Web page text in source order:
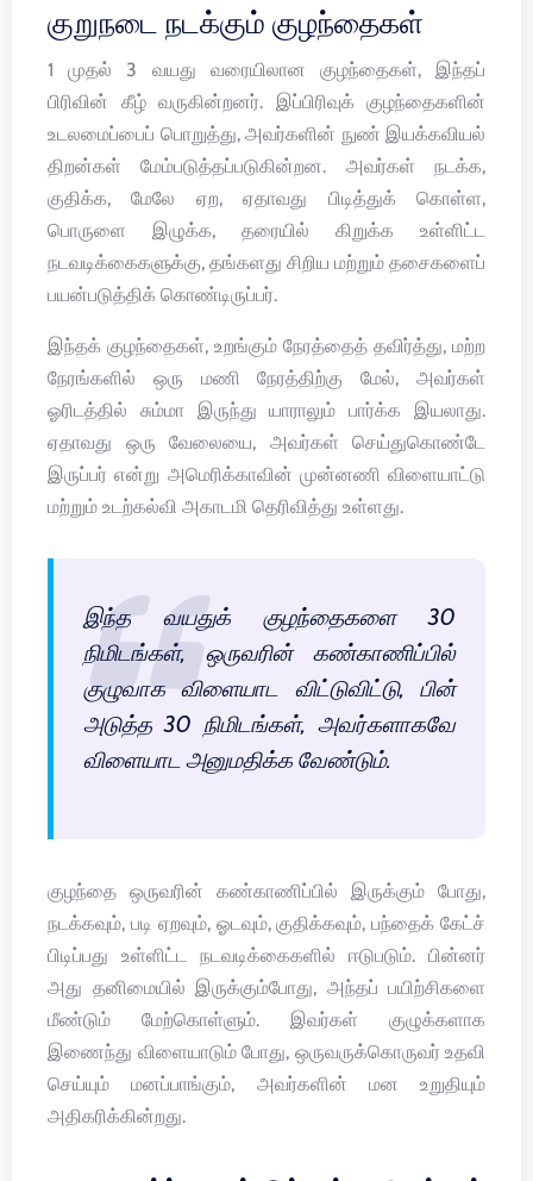
குறுநடை நடக்கும் குழந்தைகள்
1 முதல் 3 வயது வரையிலான குழந்தைகள், இந்தப்
பிரிவின் கீழ் வருகின்றனர். இப்பிரிவுக் குழந்தைகளின்
உடலமைப்பைப் பொறுத்து, அவர்களின் நுண் இயக்கவியல்
திறன்கள் மேம்படுத்தப்படுகின்றன. அவர்கள் நடக்க,
குதிக்க, மேலே ஏற, ஏதாவது பிடித்துக் கொள்ள,
பொருளை இழுக்க, தரையில் கிறுக்க உள்ளிட்ட
நடவடிக்கைகளுக்கு, தங்களது சிறிய மற்றும் தசைகளைப்
பயன்படுத்திக் கொண்டிருப்பர்.
இந்தக் குழந்தைகள், உறங்கும் நேரத்தைத் தவிர்த்து, மற்ற
நேரங்களில் ஒரு மணி நேரத்திற்கு மேல், அவர்கள்
ஓரிடத்தில் சும்மா இருந்து யாராலும் பார்க்க இயலாது.
ஏதாவது ஒரு வேலையை, அவர்கள் செய்துகொண்டே
இருப்பர் என்று அமெரிக்காவின் முன்னணி விளையாட்டு
மற்றும் உடற்கல்வி அகாடமி தெரிவித்து உள்ளது.
இந்த வயதுக் குழந்தைகளை 30
நிமிடங்கள், ஒருவரின் கண்காணிப்பில்
குழுவாக விளையாட விட்டுவிட்டு, பின்
அடுத்த 30 நிமிடங்கள், அவர்களாகவே
விளையாட அனுமதிக்க வேண்டும்.
குழந்தை ஒருவரின் கண்காணிப்பில் இருக்கும் போது,
நடக்கவும், படி ஏறவும், ஓடவும், குதிக்கவும், பந்தைக் கேட்ச்
பிடிப்பது உள்ளிட்ட நடவடிக்கைகளில் ஈடுபடும். பின்னர்
அது தனிமையில் இருக்கும்போது, அந்தப் பயிற்சிகளை
மீண்டும் மேற்கொள்ளும். இவர்கள் குழுக்களாக
இணைந்து விளையாடும் போது, ஒருவருக்கொருவர் உதவி
செய்யும் மனப்பாங்கும், அவர்களின் மன உறுதியும்
அதிகரிக்கின்றது.